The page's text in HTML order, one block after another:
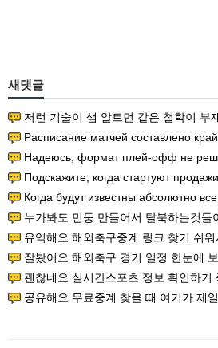
새댓글
저런 기술이 샘 알트먼 같은 철학이 부재한 똑똑한
Расписание матчей составлено крайне
Надеюсь, формат плей-офф не решат
Подскажите, когда стартуют продажи
Когда будут известны абсолютно все
누가봐도 민둥 만들어서 탈북하는것들이나 뭔가 쳐들어오는 낌새를 미리 알아차리
유익해요 해외축구중계 링크 찾기 쉬워서 자주 와요. 참고로 무료스포츠중
잘봤어요 해외축구 경기 일정 한눈에 보기 좋아요. 덕분에 epl중계 볼
괜찮네요 실시간스포츠 정보 확인하기 좋아요. 그래도 epl중계 볼 때 공
공유해요 무료중계 찾을 때 여기가 제일 편해요. 그리고 무료스포츠중계 정보